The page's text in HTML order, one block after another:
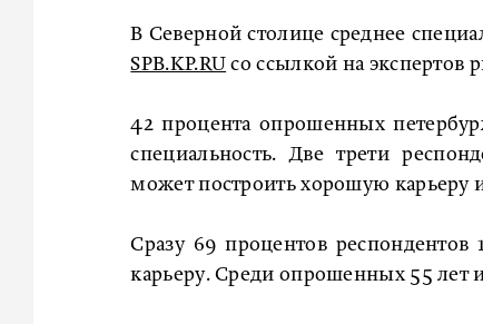
В Северной столице среднее
SPB.KP.RU со ссылкой на экспертов
42 процента опрошенных
специальность. Две трети
может построить хорошую карьеру
Сразу 69 процентов
карьеру. Среди опрошенных 55 лет